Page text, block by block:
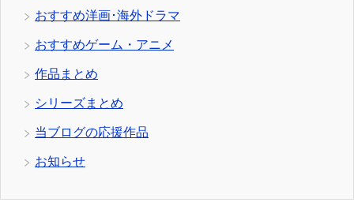
おすすめ洋画･海外ドラマ
おすすめゲーム・アニメ
作品まとめ
シリーズまとめ
当ブログの応援作品
お知らせ